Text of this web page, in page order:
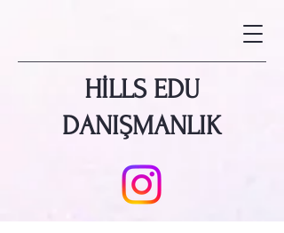
HİLLS EDU
DANIŞMANLIK